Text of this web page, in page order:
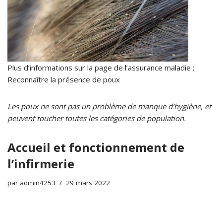
Plus d’informations sur la page de l’assurance maladie :
Reconnaître la présence de poux
Les poux ne sont pas un problème de manque d’hygiène, et
peuvent toucher toutes les catégories de population.
Accueil et fonctionnement de
l’infirmerie
par admin4253 29 mars 2022